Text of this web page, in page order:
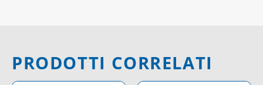
PRODOTTI CORRELATI